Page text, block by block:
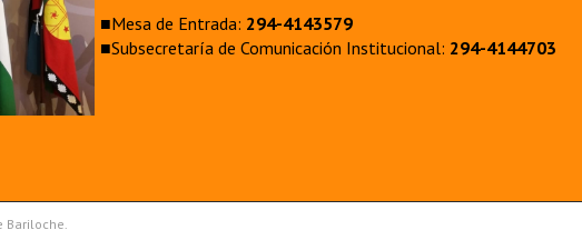
■Mesa de Entrada: 294-4143579
■Subsecretaría de Comunicación Institucional: 294-4144703
Bariloche.